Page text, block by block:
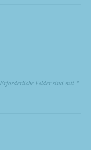
Erforderliche Felder sind mit *